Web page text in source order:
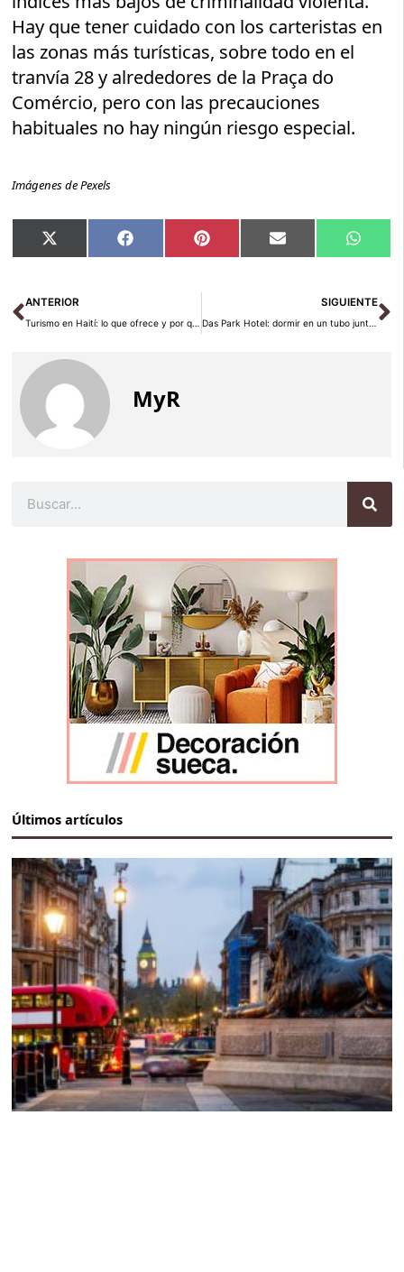
Hay que tener cuidado con los carteristas en
las zonas más turísticas, sobre todo en el
tranvía 28 y alrededores de la Praça do
Comércio, pero con las precauciones
habituales no hay ningún riesgo especial.
Imágenes de Pexels
Compartir
en
X
(Twitter)
Compartir
en
Facebook Compartir
en
Pinterest Compartir
en
Email
en
Ant
ANTERIOR
Turismo en Haití: lo que ofrece y por qué pocos se atreven
SIGUIENTE
Das Park Hotel: dormir en un tubo junto al Danubio
MyR
Últimos artículos